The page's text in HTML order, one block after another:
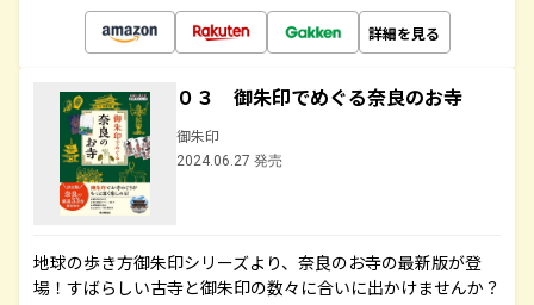
詳細を見る
０３ 御朱印でめぐる奈良のお寺
御朱印
2024.06.27 発売
地球の歩き方御朱印シリーズより、奈良のお寺の最新版が登
場！すばらしい古寺と御朱印の数々に合いに出かけませんか？